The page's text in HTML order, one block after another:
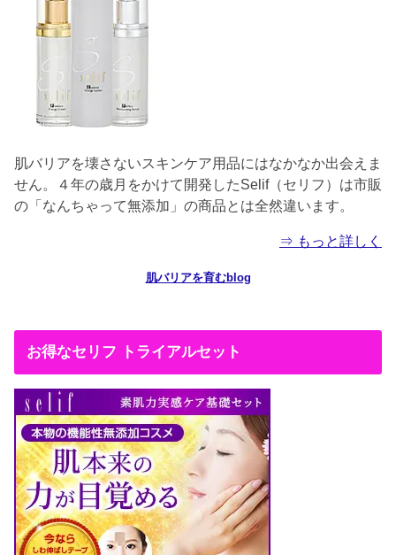
肌バリアを壊さないスキンケア用品にはなかなか出会えま
せん。４年の歳月をかけて開発したSelif（セリフ）は市販
の「なんちゃって無添加」の商品とは全然違います。
⇒ もっと詳しく
肌バリアを育むblog
お得なセリフ トライアルセット